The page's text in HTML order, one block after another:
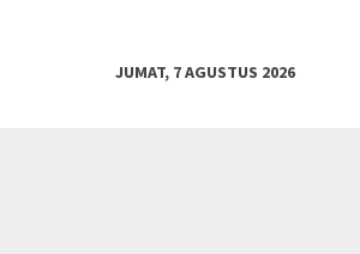
JUMAT, 7 AGUSTUS 2026